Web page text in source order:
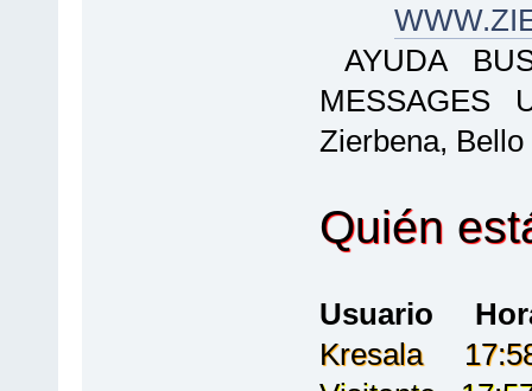
AYUDA
MESSAGES
Zierbena,
Quién
Usuario
Kresala